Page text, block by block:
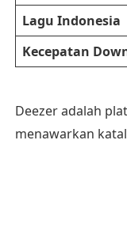
Lagu Indonesia
Kecepatan
Deezer adalah
menawarkan
menawarkan